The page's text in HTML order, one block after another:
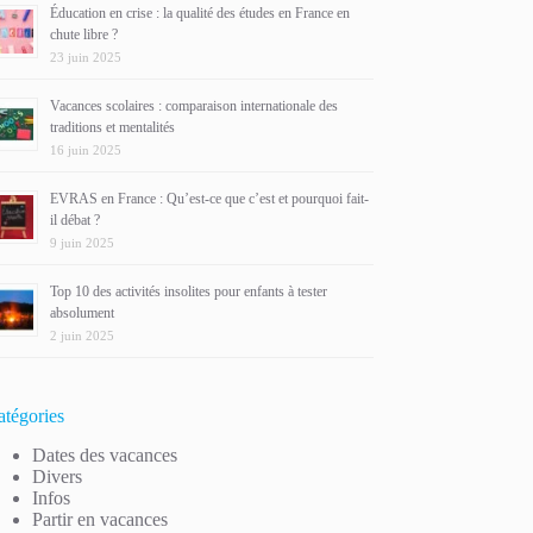
Éducation en crise : la qualité des études en France en
chute libre ?
23 juin 2025
Vacances scolaires : comparaison internationale des
traditions et mentalités
16 juin 2025
EVRAS en France : Qu’est-ce que c’est et pourquoi fait-
il débat ?
9 juin 2025
Top 10 des activités insolites pour enfants à tester
absolument
2 juin 2025
Dates des vacances
Divers
Infos
Partir en vacances